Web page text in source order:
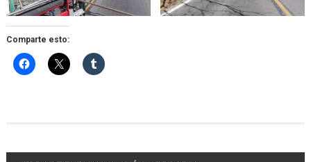
Comparte esto: